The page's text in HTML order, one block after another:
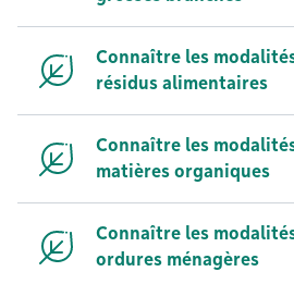
Connaître les
résidus alimentaires
Connaître les
matières organiques
Connaître les
ordures ménagères